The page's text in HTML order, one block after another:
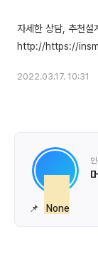
자세한 상담, 추천설
2022.03.17. 10:31
📌 None